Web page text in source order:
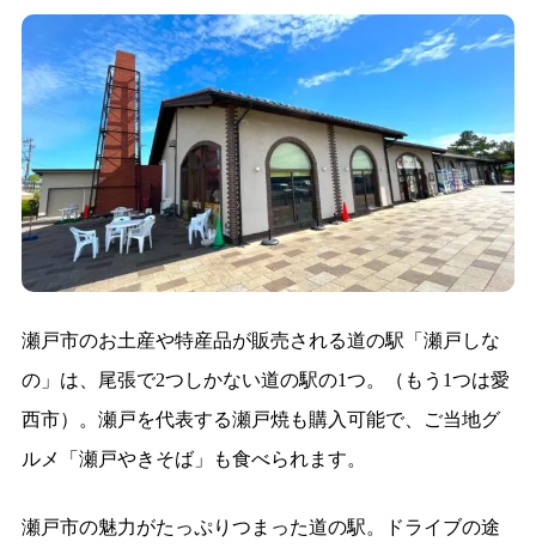
瀬戸市のお土産や特産品が販売される道の駅「瀬戸しな
の」は、尾張で2つしかない道の駅の1つ。（もう1つは愛
西市）。瀬戸を代表する瀬戸焼も購入可能で、ご当地グ
ルメ「瀬戸やきそば」も食べられます。
瀬戸市の魅力がたっぷりつまった道の駅。ドライブの途